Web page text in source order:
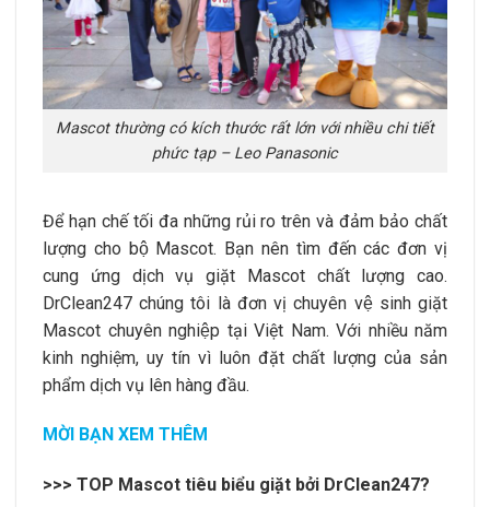
Mascot thường có kích thước rất lớn với nhiều chi tiết
phức tạp – Leo Panasonic
Để hạn chế tối đa những rủi ro trên và đảm bảo chất
lượng cho bộ Mascot. Bạn nên tìm đến các đơn vị
cung ứng dịch vụ giặt Mascot chất lượng cao.
DrClean247 chúng tôi là đơn vị chuyên vệ sinh giặt
Mascot chuyên nghiệp tại Việt Nam. Với nhiều năm
kinh nghiệm, uy tín vì luôn đặt chất lượng của sản
phẩm dịch vụ lên hàng đầu.
MỜI BẠN XEM THÊM
>>> TOP Mascot tiêu biểu giặt bởi DrClean247?